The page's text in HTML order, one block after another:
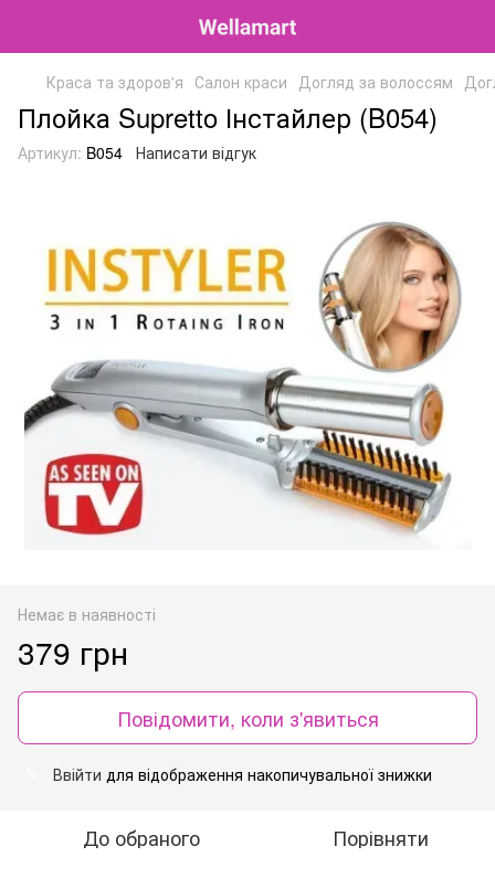
Краса та здоров'я Салон краси Догляд за волоссям
Плойка Supretto Інстайлер (B054)
Артикул: B054 Написати відгук
Немає в наявності
379 грн
Повідомити, коли з'явиться
Ввійти для відображення накопичувальної знижки
До обраного Порівняти